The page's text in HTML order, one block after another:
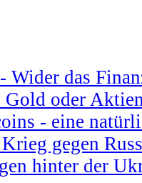
das
Gold oder
- eine
gegen
hinter der